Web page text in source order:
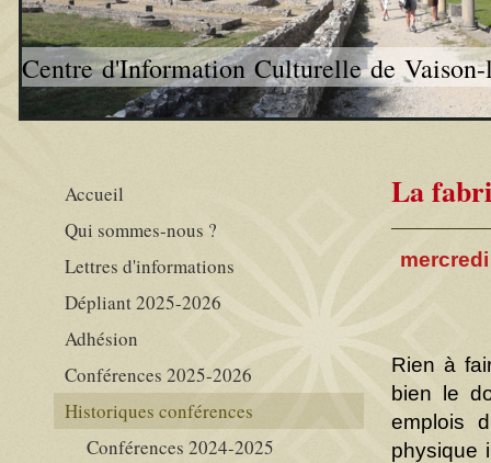
Centre d'Information Culturelle de
La
Rien à
bien le
emplois
physique
Accueil
Qui sommes-nous ?
Lettres d'informations
Dépliant 2025-2026
Adhésion
Conférences 2025-2026
Historiques conférences
Conférences 2024-2025